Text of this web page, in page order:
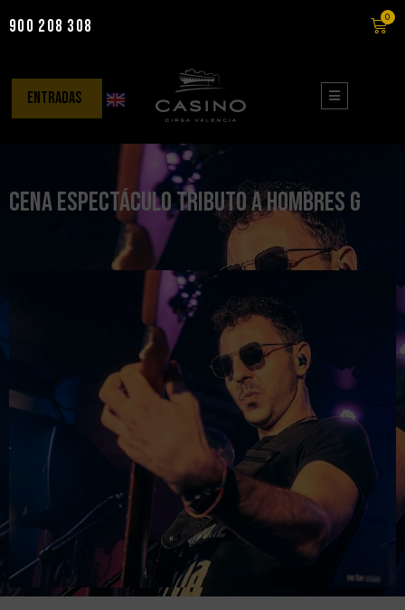
contenido
900 208 308 0
entradas
Cena Espectáculo Tributo a Hombres G